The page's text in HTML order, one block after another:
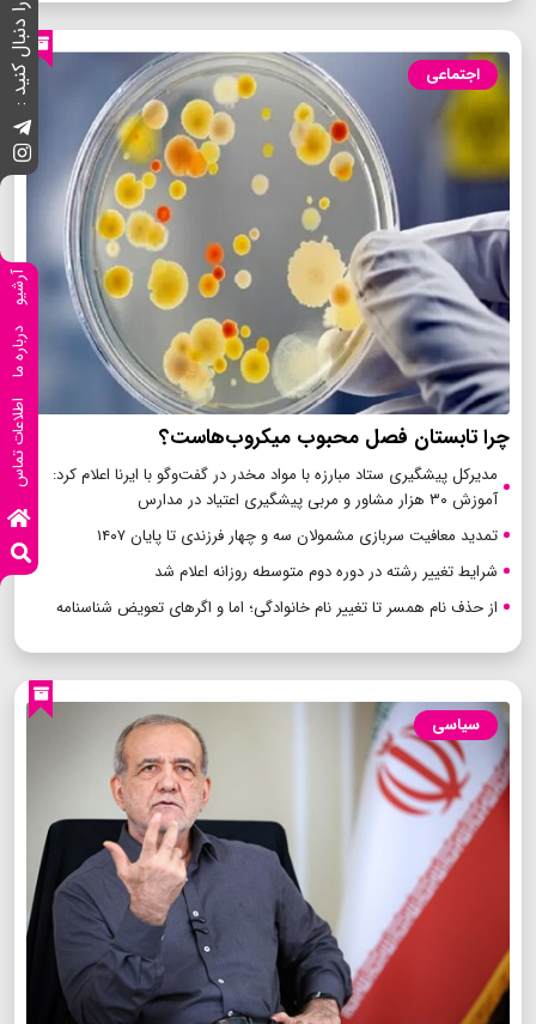
ما را دنبال کنید :
آرشیو
درباره ما
اطلاعات تماس
اجتماعی
چرا تابستان فصل محبوب میکروب‌هاست؟
مدیرکل پیشگیری ستاد مبارزه با مواد مخدر در گفت‌وگو با ایرنا اعلام کرد:
آموزش ۳۰ هزار مشاور و مربی پیشگیری اعتیاد در مدارس
تمدید معافیت سربازی مشمولان سه و چهار فرزندی تا پایان ۱۴۰۷
شرایط تغییر رشته در دوره دوم متوسطه روزانه اعلام شد
از حذف نام همسر تا تغییر نام خانوادگی؛ اما و اگرهای تعویض شناسنامه
سیاسی